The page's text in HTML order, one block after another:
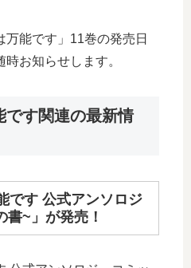
万能です」11巻の発売日
お知らせします。
です関連の最新情
です 公式アンソロジ
書~」が発売！